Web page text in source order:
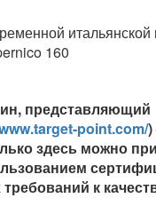
160
point.com/
здесь можно
к